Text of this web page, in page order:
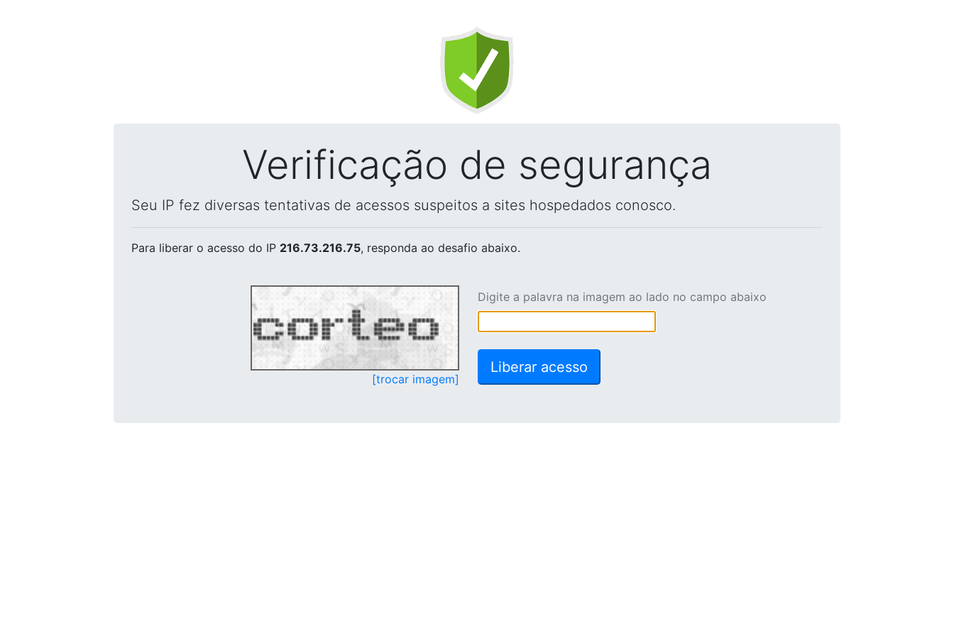
Verificação de segurança
Seu IP fez diversas tentativas de acessos suspeitos a sites hospedados conosco.
Para liberar o acesso do IP 216.73.216.75, responda ao desafio abaixo.
[trocar imagem]
Digite a palavra na imagem ao lado no campo abaixo